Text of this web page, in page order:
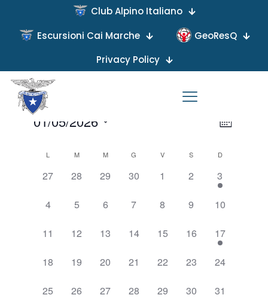
Club Alpino Italiano
Escursioni Cai Marche
GeoResQ
Privacy Policy
Uscite Sociali
Eventi
Viste
Evento
Mese
01/05/2026
Calendario
di
L M M G V S D
0
27
0
28
0
29
0
30
0
1
0
2
1
evento,
3
0
4
0
5
0
6
0
7
0
8
0
9
0
10
0
11
0
12
0
13
0
14
0
15
0
16
1
evento,
17
0
18
0
19
0
20
0
21
0
22
0
23
0
24
0
25
0
26
0
27
0
28
0
29
0
30
0
31